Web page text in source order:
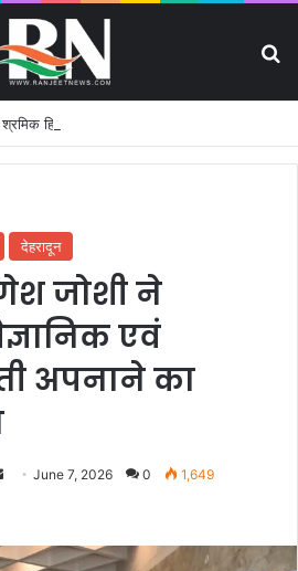
देहरादून
जोशी ने
एवं
अपनाने का
d
June 7, 2026 0 1,649